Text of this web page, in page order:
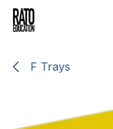
Overslaan naar inhoud
F Trays